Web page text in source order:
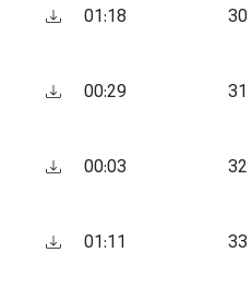
01:18
00:29
00:03
01:11